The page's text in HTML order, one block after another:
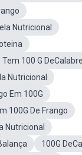
Nutricional
100 G
Nutricional
Em 100G
100G De Frango
Nutricional
100G